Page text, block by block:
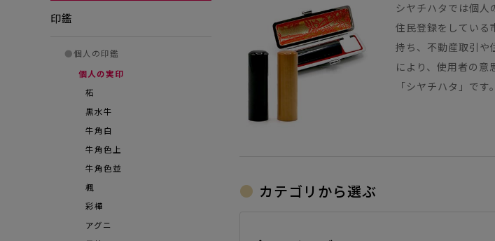
印鑑
●個人の印鑑
個人の実印
柘
黒水牛
牛角白
牛角色上
牛角色並
楓
彩樺
アグニ
シヤチハタでは個人
住民登録をしている
持ち、不動産取引や
により、使用者の
「シヤチハタ」です。
カテゴリから選ぶ